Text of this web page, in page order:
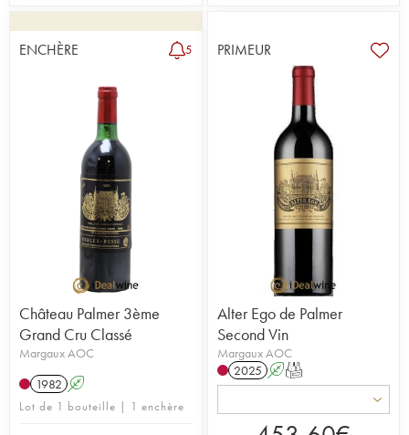
ENCHÈRE 5
Château Palmer 3ème
Grand Cru Classé
Margaux AOC
1982 A
Lot de 1 bouteille | 1 enchère
PRIMEUR
Alter Ego de Palmer
Second Vin
Margaux AOC
2025 AT